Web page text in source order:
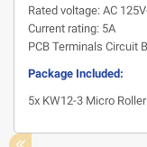
Rated voltage: AC
Current rating: 5A
PCB Terminals Circuit
Package Included:
5x KW12-3 Micro